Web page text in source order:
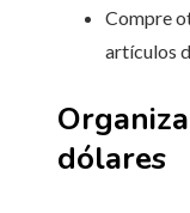
Compre
artículos
dólares